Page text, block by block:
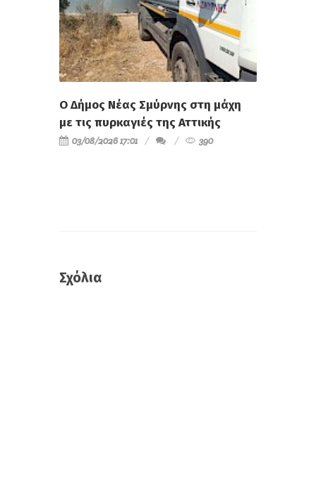
Ο Δήμος Νέας Σμύρνης στη μάχη
με τις πυρκαγιές της Αττικής
03/08/2026 17:01 390
Σχόλια